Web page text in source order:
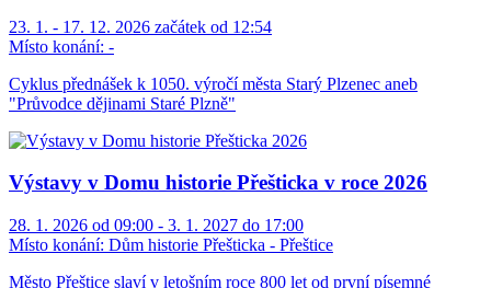
23. 1. - 17. 12. 2026 začátek od 12:54
Místo konání: -
Cyklus přednášek k 1050. výročí města Starý Plzenec aneb
"Průvodce dějinami Staré Plzně"
Výstavy v Domu historie Přešticka v roce 2026
28. 1. 2026 od 09:00 - 3. 1. 2027 do 17:00
Místo konání: Dům historie Přešticka - Přeštice
Město Přeštice slaví v letošním roce 800 let od první písemné